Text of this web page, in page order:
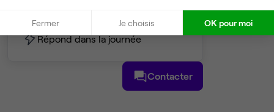
Partenaire depuis 2022
Répond dans la journée
Contacter
Fermer Je choisis OK pour moi